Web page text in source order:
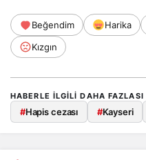
Beğendim Harika
Kızgın
HABERLE ILGILI DAHA FAZLASI
#Hapis cezası #Kayseri